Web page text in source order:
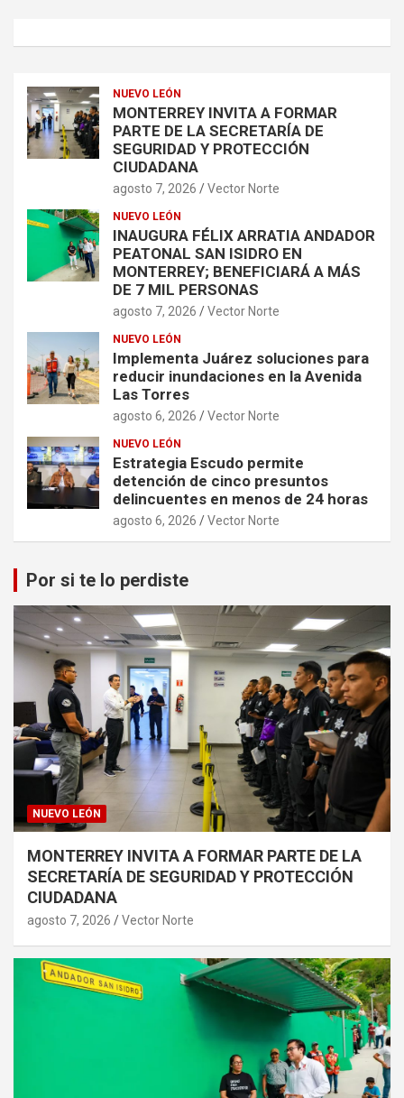
NUEVO LEÓN
MONTERREY INVITA A FORMAR
PARTE DE LA SECRETARÍA DE
SEGURIDAD Y PROTECCIÓN
CIUDADANA
agosto 7, 2026 Vector Norte
NUEVO LEÓN
INAUGURA FÉLIX ARRATIA ANDADOR
PEATONAL SAN ISIDRO EN
MONTERREY; BENEFICIARÁ A MÁS
DE 7 MIL PERSONAS
agosto 7, 2026 Vector Norte
NUEVO LEÓN
Implementa Juárez soluciones para
reducir inundaciones en la Avenida
Las Torres
agosto 6, 2026 Vector Norte
NUEVO LEÓN
Estrategia Escudo permite
detención de cinco presuntos
delincuentes en menos de 24 horas
agosto 6, 2026 Vector Norte
Por si te lo perdiste
NUEVO LEÓN
MONTERREY INVITA A FORMAR PARTE DE LA
SECRETARÍA DE SEGURIDAD Y PROTECCIÓN
CIUDADANA
agosto 7, 2026 Vector Norte